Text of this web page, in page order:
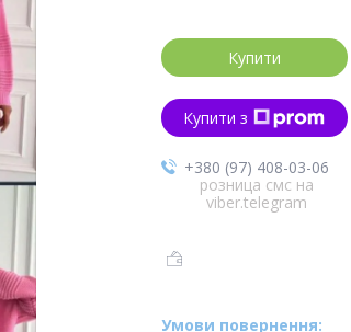
Купити
Купити з
+380 (97) 408-03-06
розница смс на
viber.telegram